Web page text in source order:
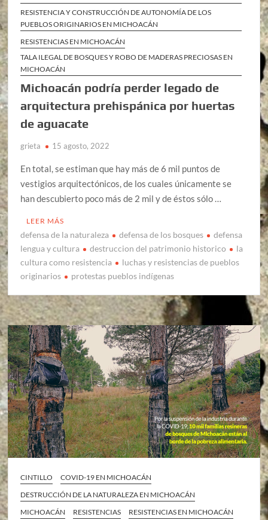
RESISTENCIA Y CONSTRUCCIÓN DE AUTONOMÍA DE LOS
PUEBLOS ORIGINARIOS EN MICHOACÁN
RESISTENCIAS EN MICHOACÁN
TALA ILEGAL DE BOSQUES Y ROBO DE MADERAS PRECIOSAS EN
MICHOACÁN
Michoacán podría perder legado de
arquitectura prehispánica por huertas
de aguacate
grieta 15 agosto, 2022
En total, se estiman que hay más de 6 mil puntos de
vestigios arquitectónicos, de los cuales únicamente se
han descubierto poco más de 2 mil y de éstos sólo …
LEER MÁS
defensa de la naturaleza defensa de los bosques
defensa
lengua y cultura
destruccion del patrimonio historico
la
cultura como resistencia
luchas y resistencias de pueblos
originarios
protestas pueblos indígenas
CINTILLO
COVID-19 EN MICHOACÁN
DESTRUCCIÓN DE LA NATURALEZA EN MICHOACÁN
MICHOACÁN
RESISTENCIAS RESISTENCIAS EN MICHOACÁN